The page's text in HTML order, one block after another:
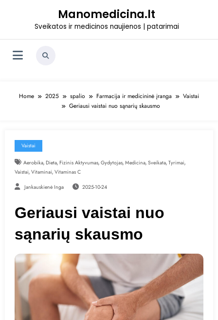
Manomedicina.lt
Sveikatos ir medicinos naujienos | patarimai
Home 2025 spalio Farmacija ir medicininė įranga
Vaistai
Geriausi vaistai nuo sąnarių skausmo
Vaistai
Aerobika, Dieta, Fizinis Aktyvumas, Gydytojas, Medicina, Sveikata, Tyrimai,
Vaistai, Vitaminai, Vitaminas C
Jankauskienė Inga 2025-10-24
Geriausi vaistai nuo
sąnarių skausmo